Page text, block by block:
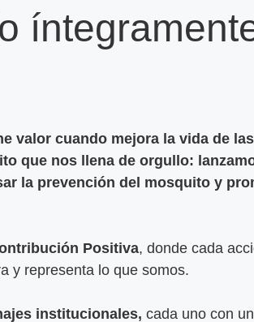
valor cuando mejora la vida de
que nos llena de orgullo:
la prevención del mosquito y
Positiva, donde cada
y representa lo que somos.
institucionales, cada uno con